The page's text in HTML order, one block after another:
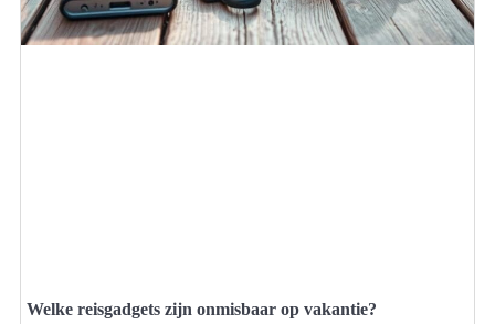
Welke reisgadgets zijn onmisbaar op vakantie?